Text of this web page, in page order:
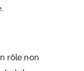
rôle non